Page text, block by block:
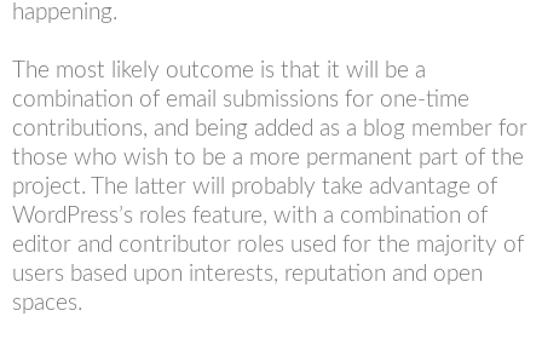
happening.
The most likely outcome is that it will be a
combination of email submissions for one-time
contributions, and being added as a blog member for
those who wish to be a more permanent part of the
project. The latter will probably take advantage of
WordPress’s roles feature, with a combination of
editor and contributor roles used for the majority of
users based upon interests, reputation and open
spaces.